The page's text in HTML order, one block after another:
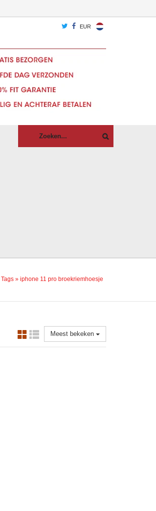
EUR
Tags » iphone 11 pro broekriemhoesje
Meest bekeken